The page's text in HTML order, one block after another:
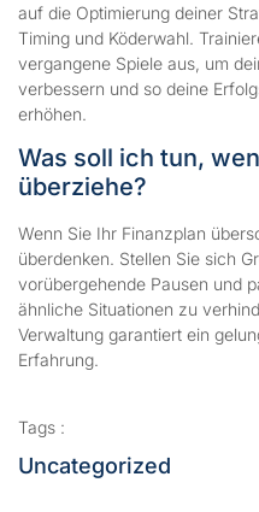
auf die Optimierung deiner
Timing und Köderwahl.
vergangene Spiele aus, um
verbessern und so deine
erhöhen.
Was soll ich tun,
überziehe?
Wenn Sie Ihr Finanzplan
überdenken. Stellen Sie sich
vorübergehende Pausen und
ähnliche Situationen zu
Verwaltung garantiert ein
Erfahrung.
Tags :
Uncategorized